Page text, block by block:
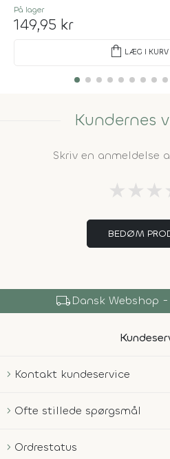
På lager
149,95 kr
shopping_bag LÆG I KURV
Kundernes
Skriv en anmeldelse
★ ★ ★
BEDØM
local_shippingDansk Webshop
Kontakt kundeservice
Ofte stillede spørgsmål
Ordrestatus